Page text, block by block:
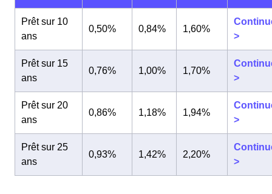
Prêt sur 10
ans
0,50% 0,84% 1,60%
>
Prêt sur 15
ans
0,76% 1,00% 1,70%
>
Prêt sur 20
ans
0,86% 1,18% 1,94%
>
Prêt sur 25
ans
0,93% 1,42% 2,20%
>